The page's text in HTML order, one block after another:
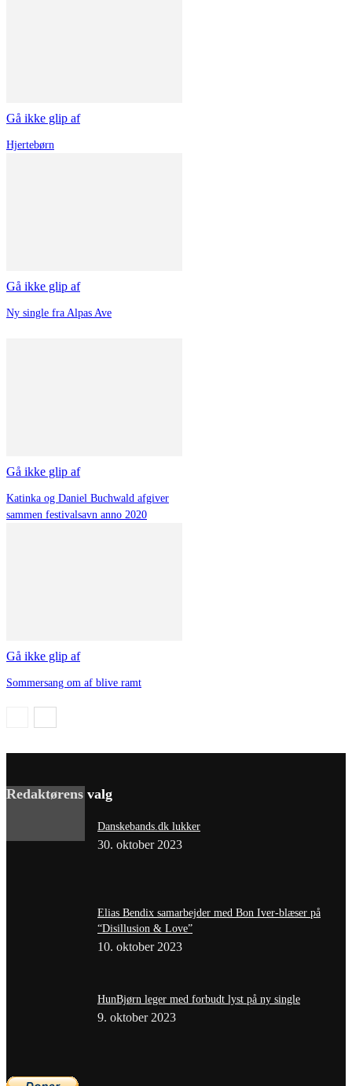
Gå ikke glip af
Hjertebørn
Gå ikke glip af
Ny single fra Alpas Ave
Gå ikke glip af
Katinka og Daniel Buchwald afgiver
sammen festivalsavn anno 2020
Gå ikke glip af
Sommersang om af blive ramt
Redaktørens valg
Danskebands.dk lukker
30. oktober 2023
Elias Bendix samarbejder med Bon Iver-blæser på
“Disillusion & Love”
10. oktober 2023
HunBjørn leger med forbudt lyst på ny single
9. oktober 2023